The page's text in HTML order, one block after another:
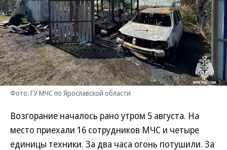
Фото: ГУ МЧС по Ярославской области
Возгорание началось рано утром 5 августа. На
место приехали 16 сотрудников МЧС и четыре
единицы техники. За два часа огонь потушили. За